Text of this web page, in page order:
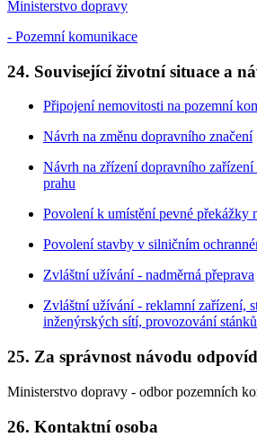
Ministerstvo dopravy
- Pozemní komunikace
24. Související životní situace a
Připojení nemovitosti na pozemní
Návrh na změnu dopravního značení
Návrh na zřízení dopravního
prahu
Povolení k umístění pevné překážky
Povolení stavby v silničním
Zvláštní užívání - nadměrná přeprava
Zvláštní užívání - reklamní zařízení,
inženýrských sítí, provozování
25. Za správnost návodu
Ministerstvo dopravy - odbor pozemních
26. Kontaktní osoba